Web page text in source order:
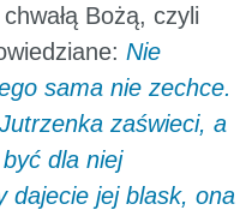
Bożą, czyli
Nie
sama nie zechce.
zaświeci, a
dla niej
dajecie jej blask, ona